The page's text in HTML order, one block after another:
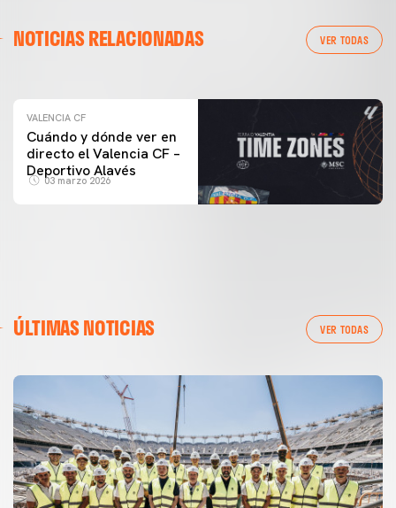
NOTICIAS RELACIONADAS VER TODAS
ENTRENAMIENTO DEL VALENCIA CF 04/03/26
VALENCIA CF
Cuándo y dónde ver en
directo el Valencia CF –
Deportivo Alavés
03 marzo 2026
ÚLTIMAS NOTICIAS VER TODAS